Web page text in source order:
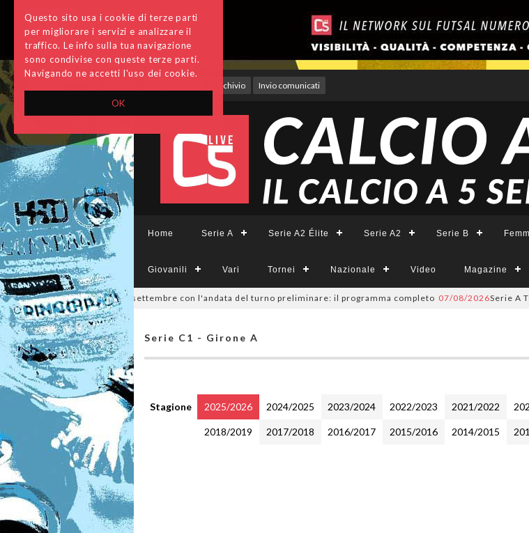
OK
Questo sito usa i cookie di terze parti
per migliorare i servizi e analizzare il
traffico. Le info sulla tua navigazione
sono condivise con queste terze parti.
Navigando ne accetti l'uso dei cookie.
Archivio Invio comunicati
Home Serie A Serie A2 Élite Serie A2 Serie B
Giovanili Vari Tornei Nazionale Video Magazine
si parte il 19 settembre con l'andata del turno preliminare: il programma completo 07/08/2026Serie A Tesys,
Serie C1 - Girone A
Stagione 2025/2026 2024/2025 2023/2024 2022/2023 2021/2022
2018/2019 2017/2018 2016/2017 2015/2016 2014/2015